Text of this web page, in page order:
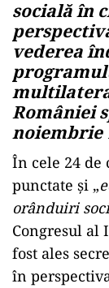
socială în
vederea
României
noiembrie
În cele 24
punctate şi „
orânduiri
Congresul al
fost ales
în